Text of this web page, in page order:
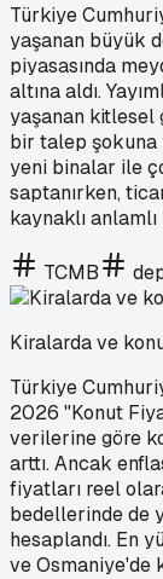
Türkiye
yaşanan büyük
piyasasında
altına aldı.
yaşanan kitlesel
bir talep şokuna
yeni binalar ile
saptanırken,
kaynaklı
TCMB
Kiralarda ve
Türkiye
2026 "Konut
verilerine göre
arttı. Ancak
fiyatları reel
bedellerinde de
hesaplandı. En
ve Osmaniye'de